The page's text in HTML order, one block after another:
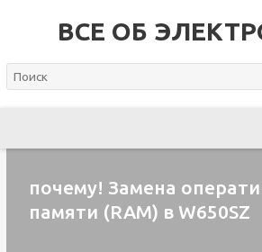
ВСЕ ОБ
почему! Замена
памяти (RAM) в W650SZ